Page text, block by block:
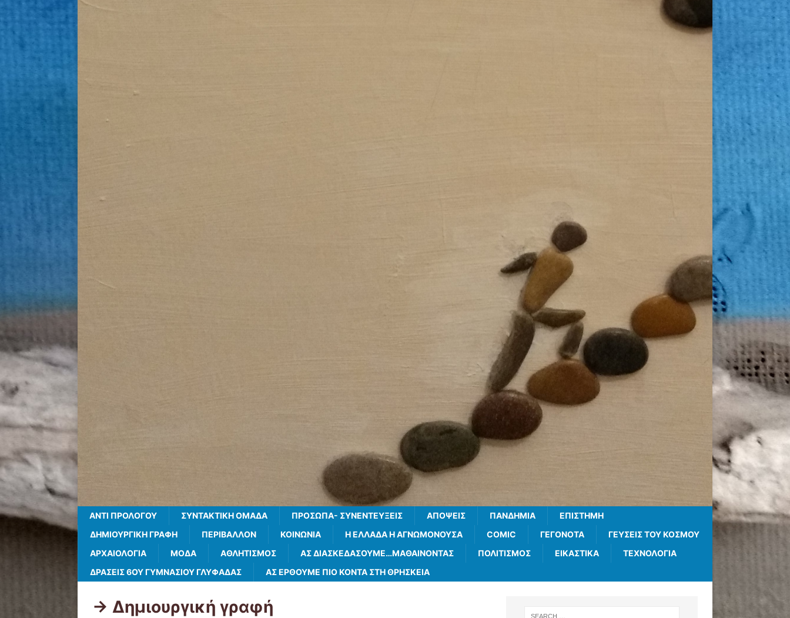
ΑΝΤΊ ΠΡΟΛΌΓΟΥ ΣΥΝΤΑΚΤΙΚΗ ΟΜΑΔΑ ΠΡΌΣΩΠΑ- ΣΥΝΕΝΤΕΎΞΕΙΣ ΑΠΌΨΕΙΣ ΠΑΝΔΗΜΊΑ
ΕΠΙΣΤΉΜΗ
ΔΗΜΙΟΥΡΓΙΚΉ ΓΡΑΦΉ
ΠΕΡΙΒΆΛΛΟΝ ΚΟΙΝΩΝΊΑ Η ΕΛΛΆΔΑ Η ΑΓΝΩΜΟΝΟΎΣΑ COMIC ΓΕΓΟΝΌΤΑ
ΓΕΎΣΕΙΣ ΤΟΥ ΚΌΣΜΟΥ
ΑΡΧΑΙΟΛΟΓΊΑ
ΜΌΔΑ ΑΘΛΗΤΙΣΜΌΣ ΑΣ ΔΙΑΣΚΕΔΆΣΟΥΜΕ…ΜΑΘΑΊΝΟΝΤΑΣ ΠΟΛΙΤΙΣΜΌΣ ΕΙΚΑΣΤΙΚΆ
ΤΕΧΝΟΛΟΓΊΑ
ΔΡΆΣΕΙΣ 6ΟΥ ΓΥΜΝΑΣΊΟΥ ΓΛΥΦΆΔΑΣ
ΑΣ ΈΡΘΟΥΜΕ ΠΙΟ ΚΟΝΤΆ ΣΤΗ ΘΡΗΣΚΕΊΑ
-> Δημιουργική γραφή